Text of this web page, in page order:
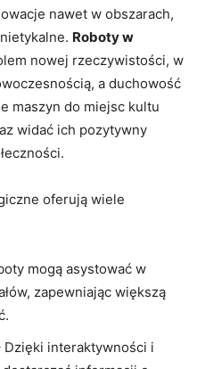
nawet w obszarach,
Roboty w
nowej rzeczywistości, w
a duchowość
maszyn do miejsc kultu
widać ich pozytywny
oferują wiele
mogą asystować w
zapewniając większą
Dzięki interaktywności i